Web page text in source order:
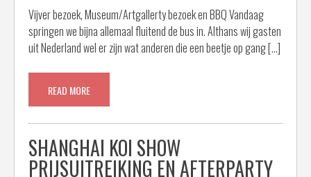
Vijver bezoek, Museum/Artgallerty bezoek en BBQ Vandaag
springen we bijna allemaal fluitend de bus in. Althans wij gasten
uit Nederland wel er zijn wat anderen die een beetje op gang […]
READ MORE
SHANGHAI KOI SHOW
PRIJSUITREIKING EN AFTERPARTY